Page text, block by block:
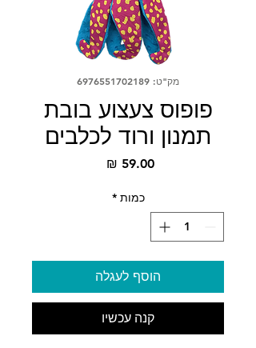
מק"ט: 6976551702189
פופוס צעצוע בובת
תמנון ורוד לכלבים
‏59.00 ‏₪
כמות *
הוסף לעגלה
קנה עכשיו